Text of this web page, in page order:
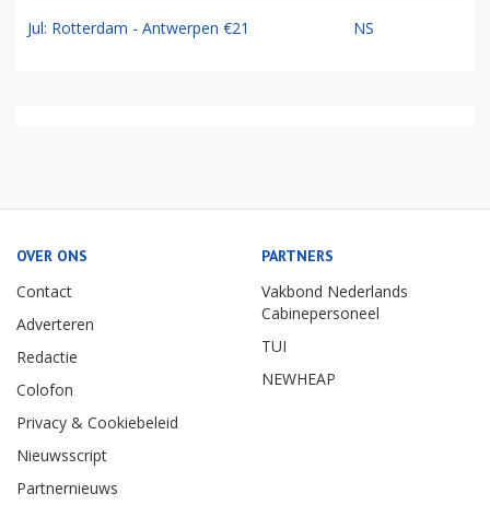
Jul: Rotterdam - Antwerpen €21 NS
OVER ONS
Contact
Adverteren
Redactie
Colofon
Privacy & Cookiebeleid
Nieuwsscript
Partnernieuws
PARTNERS
Vakbond Nederlands
Cabinepersoneel
TUI
NEWHEAP